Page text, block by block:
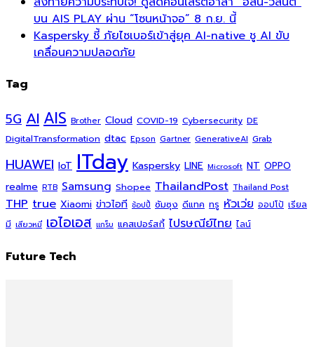
บน AIS PLAY ผ่าน “โซนหน้าจอ” 8 ก.ย. นี้
Kaspersky ชี้ ภัยไซเบอร์เข้าสู่ยุค AI-native ชู AI ขับ
เคลื่อนความปลอดภัย
Tag
5G AIAIS Brother Cloud COVID-19 Cybersecurity DE
DigitalTransformation dtac Epson Gartner GenerativeAI Grab
HUAWEI IoT ITday Kaspersky LINE Microsoft NT OPPO
realme RTB Samsung Shopee ThailandPost Thailand Post
THP true Xiaomi ข่าวไอที ช้อปปี้ ซัมซุง ดีแทค ทรู หัวเว่ย ออปโป้ เรียล
มี เสียวหมี่ เอไอเอส แกร็บ แคสเปอร์สกี้ ไปรษณีย์ไทย ไลน์
Future Tech